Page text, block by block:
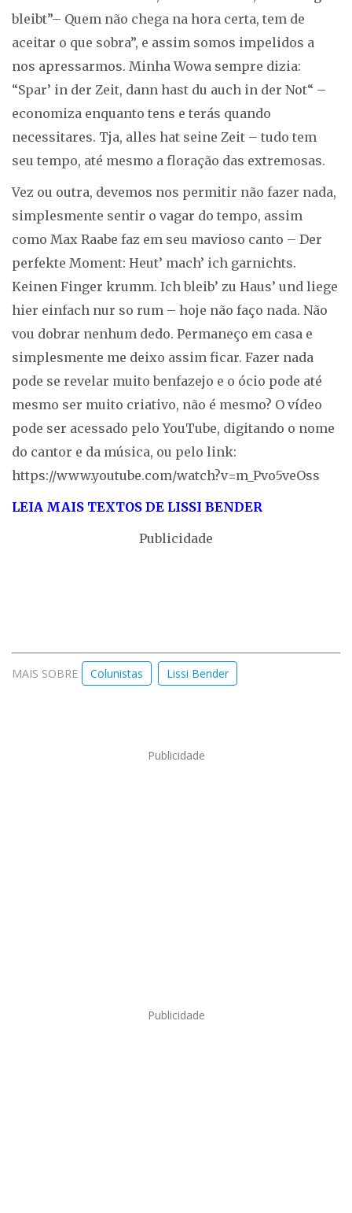
bleibt”– Quem não chega na hora certa, tem de
aceitar o que sobra”, e assim somos impelidos a
nos apressarmos. Minha Wowa sempre dizia:
“Spar’ in der Zeit, dann hast du auch in der Not“ –
economiza enquanto tens e terás quando
necessitares. Tja, alles hat seine Zeit – tudo tem
seu tempo, até mesmo a floração das extremosas.
Vez ou outra, devemos nos permitir não fazer nada,
simplesmente sentir o vagar do tempo, assim
como Max Raabe faz em seu mavioso canto – Der
perfekte Moment: Heut’ mach’ ich garnichts.
Keinen Finger krumm. Ich bleib’ zu Haus’ und liege
hier einfach nur so rum – hoje não faço nada. Não
vou dobrar nenhum dedo. Permaneço em casa e
simplesmente me deixo assim ficar. Fazer nada
pode se revelar muito benfazejo e o ócio pode até
mesmo ser muito criativo, não é mesmo? O vídeo
pode ser acessado pelo YouTube, digitando o nome
do cantor e da música, ou pelo link:
https://www.youtube.com/watch?v=m_Pvo5veOss
LEIA MAIS TEXTOS DE LISSI BENDER
Publicidade
MAIS SOBRE Colunistas Lissi Bender
Publicidade
Publicidade